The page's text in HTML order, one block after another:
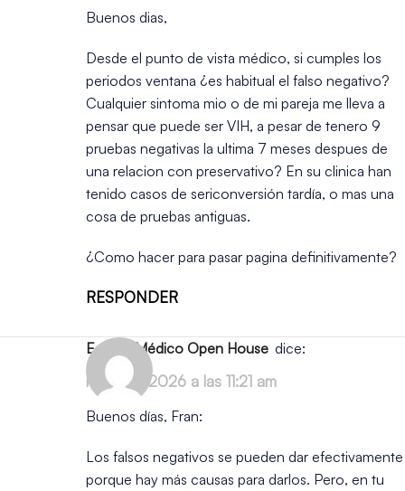
Buenos dias,
Desde el punto de vista médico, si cumples los
periodos ventana ¿es habitual el falso negativo?
Cualquier sintoma mio o de mi pareja me lleva a
pensar que puede ser VIH, a pesar de tenero 9
pruebas negativas la ultima 7 meses despues de
una relacion con preservativo? En su clinica han
tenido casos de sericonversión tardía, o mas una
cosa de pruebas antiguas.
¿Como hacer para pasar pagina definitivamente?
RESPONDER
Equipo Médico Open House dice:
mayo 18, 2026 a las 11:21 am
Buenos días, Fran:
Los falsos negativos se pueden dar efectivamente
porque hay más causas para darlos. Pero, en tu